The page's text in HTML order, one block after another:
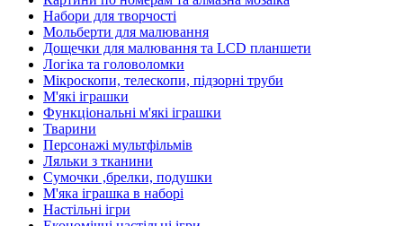
Набори для творчості
Мольберти для малювання
Дощечки для малювання та LCD планшети
Логіка та головоломки
Мікроскопи, телескопи, підзорні труби
М'які іграшки
Функціональні м'які іграшки
Тварини
Персонажі мультфільмів
Ляльки з тканини
Сумочки ,брелки, подушки
М'яка іграшка в наборі
Настільні ігри